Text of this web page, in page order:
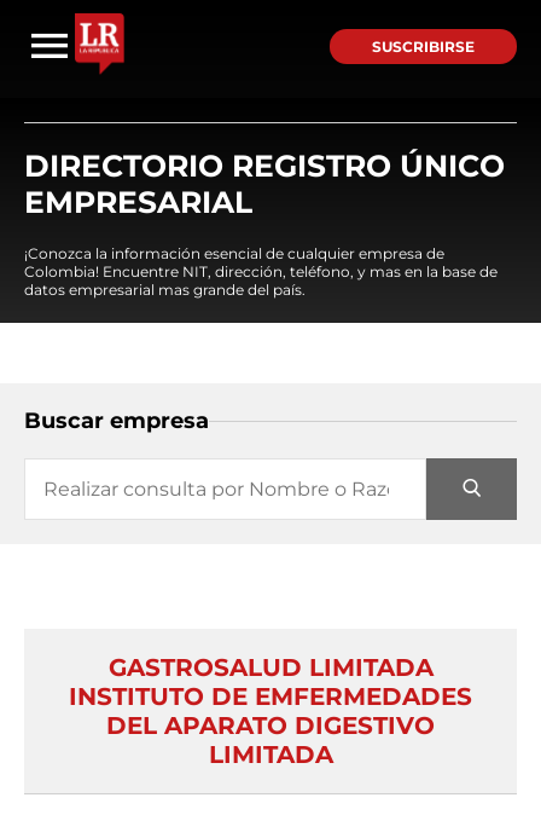
SUSCRIBIRSE
DIRECTORIO REGISTRO ÚNICO
EMPRESARIAL
¡Conozca la información esencial de cualquier empresa de
Colombia! Encuentre NIT, dirección, teléfono, y mas en la base de
datos empresarial mas grande del país.
Buscar empresa
GASTROSALUD LIMITADA
INSTITUTO DE EMFERMEDADES
DEL APARATO DIGESTIVO
LIMITADA